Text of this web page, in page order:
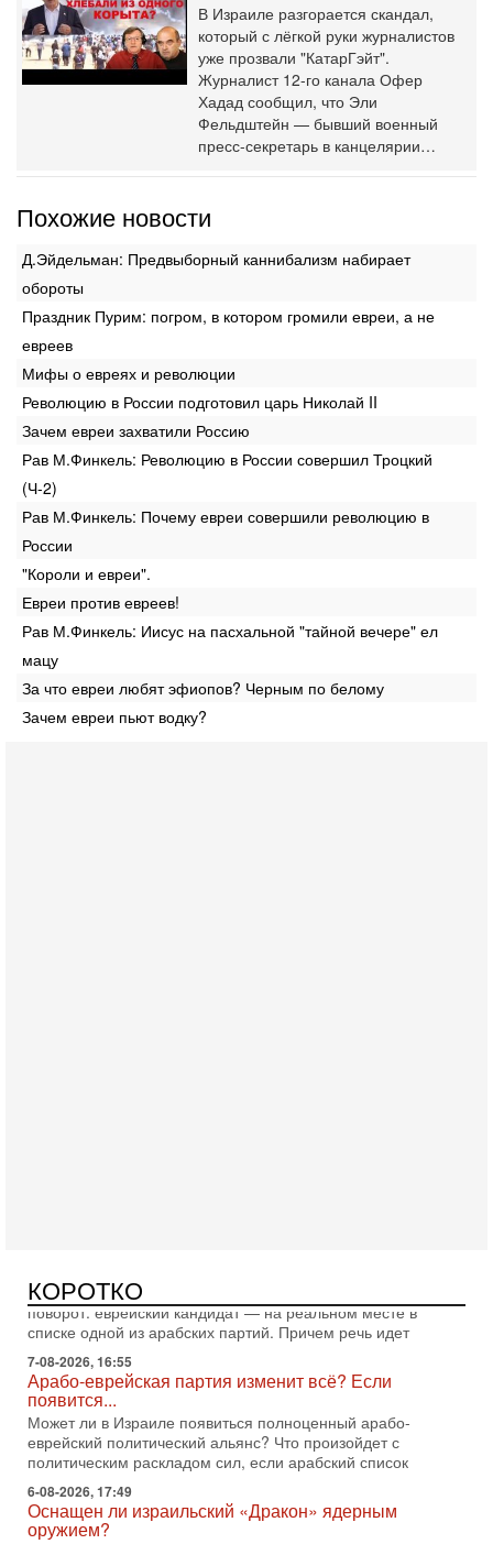
В Израиле разгорается скандал,
который с лёгкой руки журналистов
уже прозвали "КатарГэйт".
Журналист 12-го канала Офер
Хадад сообщил, что Эли
Фельдштейн — бывший военный
пресс-секретарь в канцелярии…
Похожие новости
Д.Эйдельман: Предвыборный каннибализм набирает
обороты
Праздник Пурим: погром, в котором громили евреи, а не
евреев
Мифы о евреях и революции
Революцию в России подготовил царь Николай II
Зачем евреи захватили Россию
Рав М.Финкель: Революцию в России совершил Троцкий
(Ч-2)
Рав М.Финкель: Почему евреи совершили революцию в
России
"Короли и евреи".
Евреи против евреев!
Рав М.Финкель: Иисус на пасхальной "тайной вечере" ел
мацу
За что евреи любят эфиопов? Черным по белому
Зачем евреи пьют водку?
КОРОТКО
Израильская политика может получить неожиданный
поворот: еврейский кандидат — на реальном месте в
списке одной из арабских партий. Причем речь идет
7-08-2026, 16:55
Арабо-еврейская партия изменит всё? Если
появится...
Может ли в Израиле появиться полноценный арабо-
еврейский политический альянс? Что произойдет с
политическим раскладом сил, если арабский список
6-08-2026, 17:49
Оснащен ли израильский «Дракон» ядерным
оружием?